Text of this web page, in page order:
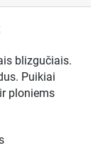
blizgučiais.
Puikiai
ploniems